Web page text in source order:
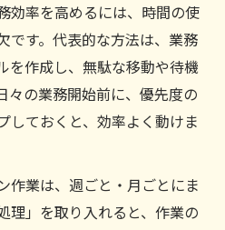
効率を高めるには、時間の使
です。代表的な方法は、業務
を作成し、無駄な移動や待機
々の業務開始前に、優先度の
しておくと、効率よく動けま
作業は、週ごと・月ごとにま
理」を取り入れると、作業の